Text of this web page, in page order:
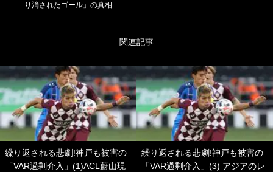
り消されたゴール」の真相
関連記事
繰り返される悲劇!神戸も被害の
「VAR過剰介入」(1)ACL蔚山現
繰り返される悲劇!神戸も被害の
「VAR過剰介入」(3) アジアのレ